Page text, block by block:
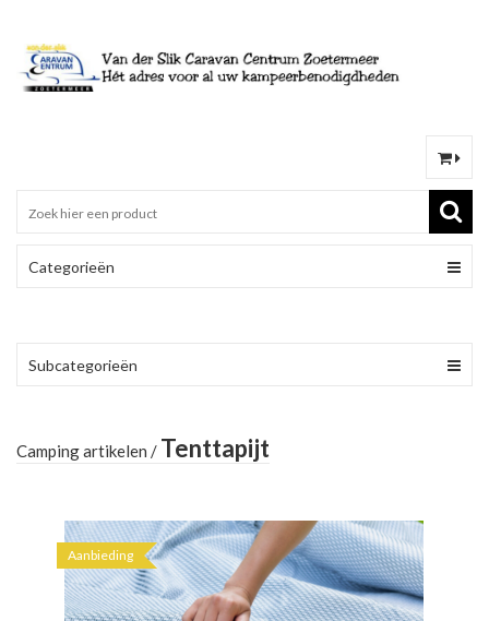
Categorieën
Subcategorieën
Camping artikelen / Tenttapijt
Aanbieding